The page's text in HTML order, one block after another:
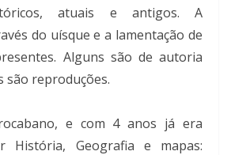
atuais e antigos. A
do uísque e a lamentação de
Alguns são de autoria
reproduções.
e com 4 anos já era
História, Geografia e mapas: